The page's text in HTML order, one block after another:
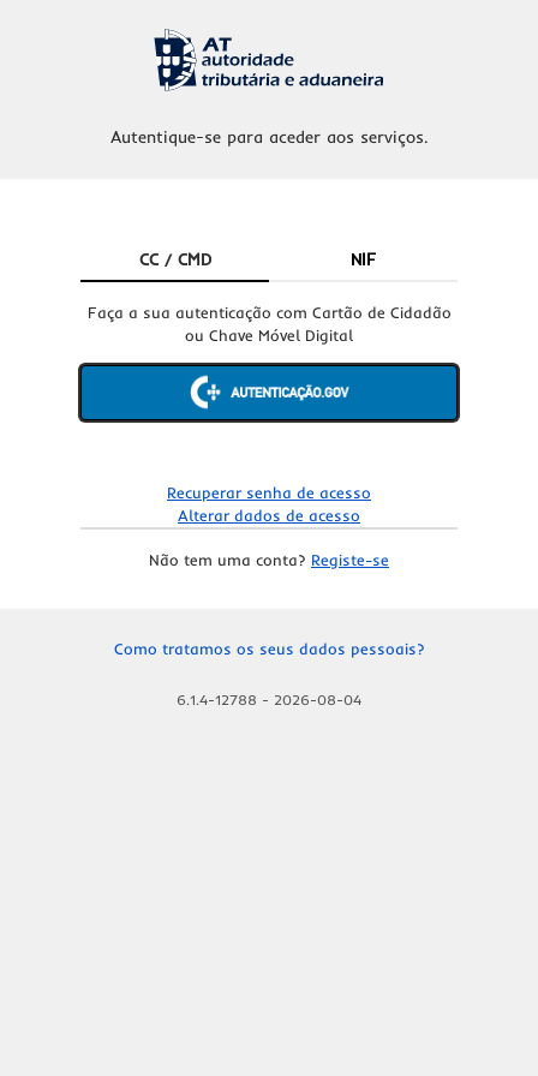
Autentique-se para aceder aos serviços.
CC / CMD NIF
Faça a sua autenticação com Cartão de Cidadão
ou Chave Móvel Digital
Recuperar senha de acesso
Alterar dados de acesso
Não tem uma conta? Registe-se
Como tratamos os seus dados pessoais?
6.1.4-12788 - 2026-08-04